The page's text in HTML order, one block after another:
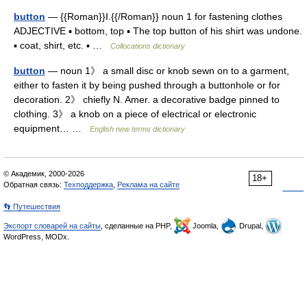
button — {{Roman}}I.{{/Roman}} noun 1 for fastening clothes
ADJECTIVE ▪ bottom, top ▪ The top button of his shirt was undone.
▪ coat, shirt, etc. ▪ …
Collocations dictionary
button — noun 1》 a small disc or knob sewn on to a garment,
either to fasten it by being pushed through a buttonhole or for
decoration. 2》 chiefly N. Amer. a decorative badge pinned to
clothing. 3》 a knob on a piece of electrical or electronic
equipment… …
English new terms dictionary
18+
© Академик, 2000-2026
Обратная связь: Техподдержка Реклама на сайте
👣 Путешествия
Экспорт словарей на сайты , сделанные на PHP, Joomla,
Drupal,
WordPress, MODx.